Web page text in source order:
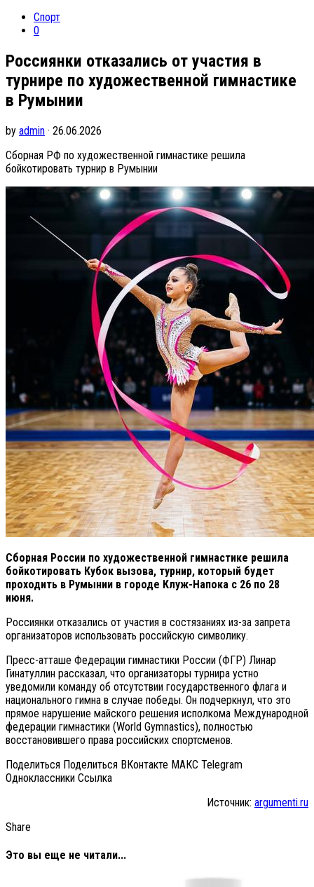
Спорт
0
Россиянки отказались от участия в
турнире по художественной гимнастике
в Румынии
by admin · 26.06.2026
Сборная РФ по художественной гимнастике решила
бойкотировать турнир в Румынии
Сборная России по художественной гимнастике решила
бойкотировать Кубок вызова, турнир, который будет
проходить в Румынии в городе Клуж-Напока с 26 по 28
июня.
Россиянки отказались от участия в состязаниях из-за запрета
организаторов использовать российскую символику.
Пресс-атташе Федерации гимнастики России (ФГР) Линар
Гинатуллин рассказал, что организаторы турнира устно
уведомили команду об отсутствии государственного флага и
национального гимна в случае победы. Он подчеркнул, что это
прямое нарушение майского решения исполкома Международной
федерации гимнастики (World Gymnastics), полностью
восстановившего права российских спортсменов.
Поделиться Поделиться ВКонтакте МАКС Telegram
Одноклассники Cсылка
Источник: argumenti.ru
Share
Это вы еще не читали...